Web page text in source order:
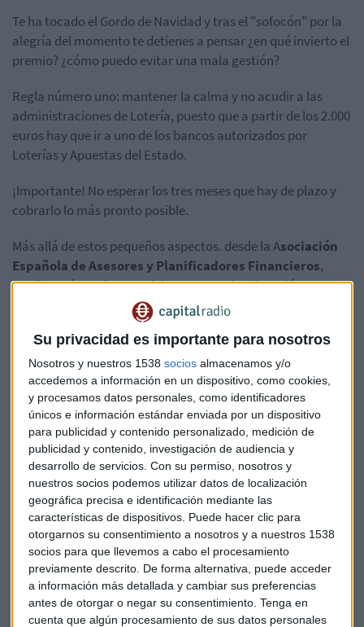
Su privacidad es importante para nosotros
Nosotros y nuestros 1538 socios almacenamos y/o
accedemos a información en un dispositivo, como cookies,
y procesamos datos personales, como identificadores
únicos e información estándar enviada por un dispositivo
para publicidad y contenido personalizado, medición de
publicidad y contenido, investigación de audiencia y
desarrollo de servicios. Con su permiso, nosotros y
nuestros socios podemos utilizar datos de localización
geográfica precisa e identificación mediante las
características de dispositivos. Puede hacer clic para
otorgarnos su consentimiento a nosotros y a nuestros 1538
socios para que llevemos a cabo el procesamiento
previamente descrito. De forma alternativa, puede acceder
a información más detallada y cambiar sus preferencias
antes de otorgar o negar su consentimiento. Tenga en
cuenta que algún procesamiento de sus datos personales
Te ha tocado el Gordo de Navidad y tras el "sofocón" por la
alegría del momento te detienes a pensar ¿en qué invierto el
premio? ¿cómo puedo evitar una mala gestión?
Regla número uno: mantener la calma y no acudir a las
administraciones de Lotería, puesto que a partir de los 2.000
euros hay que ir a uno de los bancos autorizados por
Loterías y Apuestas del Estado.
¡Importante! No esperar los tres meses que hay de plazo y
cobrarlo lo más pronto posible.
Más allá de estos pequeños aspectos. desde la Asociación
Española de Asesores y Planificadores Financieros,
Jordi Martínez, director del programa de Educación
Financiera, recuerda que estamos exentos de pagar
impuestos por el premiohasta los 40.000 euros.
A partir de ahí, nos aplicarán un gravamen del 20%. Es
decir, los 400.000 euros de un décimo del Gordo acaban
convirtiéndose en 328.000.
Cuidado con compartir
Jugar participaciones es muy común. Los más
desencantados con este premio ven una buena alternativa
eso de compartir. Es recomendable hacerlo de la manera
adecuada, poner el dni de sus propietarios por detrás del
boleto y firmarlo.
Ahora sí...hemos cobrado el décimo ¿cómo lo
invertimos?